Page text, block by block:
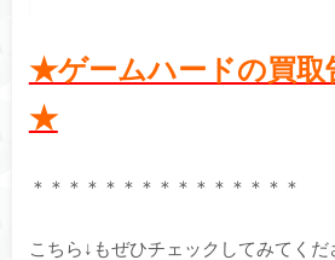
★ゲームハードの買取
★
＊＊＊＊＊＊＊＊＊＊＊＊＊＊＊
こちら↓もぜひチェックしてみてく